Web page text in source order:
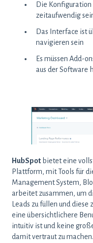
Die Konfiguration
zeitaufwendig
Das Interface ist
navigieren sein
Es müssen Add-
aus der Software
HubSpot bietet eine
Plattform, mit Tools für
Management System,
arbeitet zusammen, um
Leads zu füllen und
eine übersichtlichere
intuitiv ist und keine
damit vertraut zu